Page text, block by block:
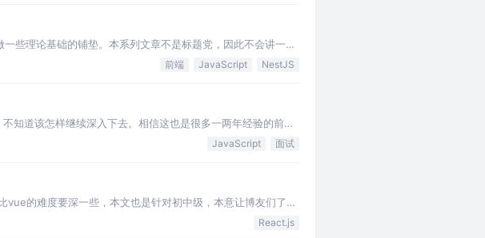
些理论基础的铺垫。本系列文章不是标题党，因此不会讲一些
前端 JavaScript NestJS
知道该怎样继续深入下去。相信这也是很多一两年经验的前端
JavaScript 面试
的难度要深一些，本文也是针对初中级，本意让博友们了解
React.js